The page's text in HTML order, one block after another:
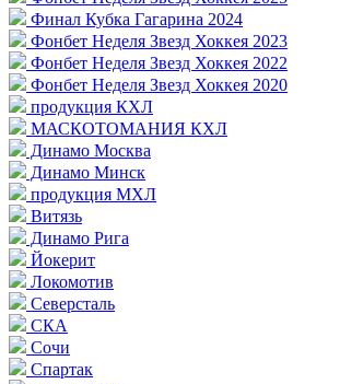
Финал Кубка Гагарина 2024
Фонбет Неделя Звезд Хоккея 2023
Фонбет Неделя Звезд Хоккея 2022
Фонбет Неделя Звезд Хоккея 2020
продукция КХЛ
МАСКОТОМАНИЯ КХЛ
Динамо Москва
Динамо Минск
продукция МХЛ
Витязь
Динамо Рига
Йокерит
Локомотив
Северсталь
СКА
Сочи
Спартак